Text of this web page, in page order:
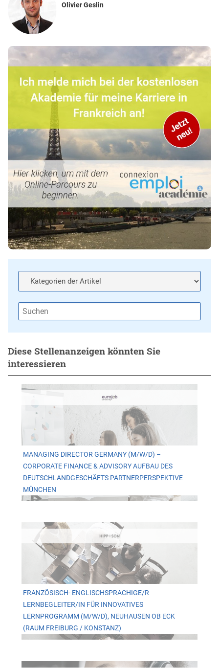
Olivier Geslin
Diese Stellenanzeigen könnten Sie
interessieren
MANAGING DIRECTOR GERMANY (M/W/D) –
CORPORATE FINANCE & ADVISORY AUFBAU DES
DEUTSCHLANDGESCHÄFTS PARTNERPERSPEKTIVE
MÜNCHEN
FRANZÖSISCH- ENGLISCHSPRACHIGE/R
LERNBEGLEITER/IN FÜR INNOVATIVES
LERNPROGRAMM (M/W/D), NEUHAUSEN OB ECK
(RAUM FREIBURG / KONSTANZ)